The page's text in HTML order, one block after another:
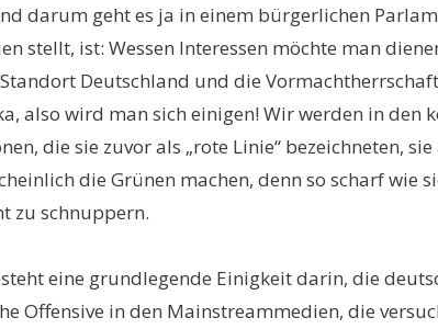
darum geht es ja in einem bürgerlichen
stellt, ist: Wessen Interessen möchte man
Deutschland und die
also wird man sich einigen! Wir werden in den
die sie zuvor als „rote Linie“ bezeichneten,
die Grünen machen, denn so scharf
zu schnuppern.
eine grundlegende Einigkeit darin, die
Offensive in den Mainstreammedien, die